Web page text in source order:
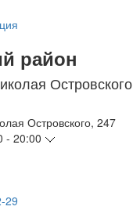
район
Островского
Островского, 247
- 20:00
29